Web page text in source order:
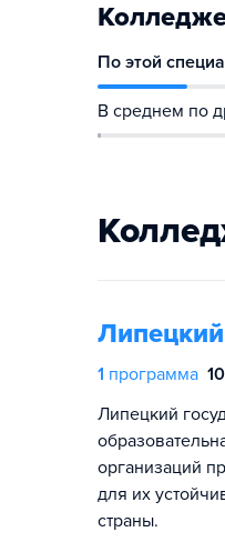
По этой
В среднем по
Липецкий
1 программа 10
Липецкий
организаций
для их
страны.